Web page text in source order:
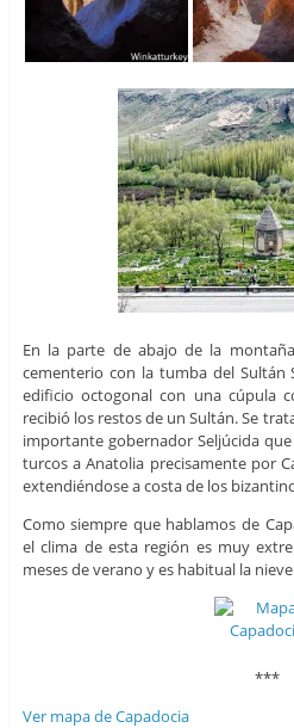
En la parte de abajo de la
cementerio con la tumba del Sultán
edificio octogonal con una cúpula
recibió los restos de un Sultán. Se
importante gobernador Seljúcida
turcos a Anatolia precisamente por
extendiéndose a costa de los
Como siempre que hablamos de
el clima de esta región es muy
meses de verano y es habitual la
***
Ver mapa de Capadocia